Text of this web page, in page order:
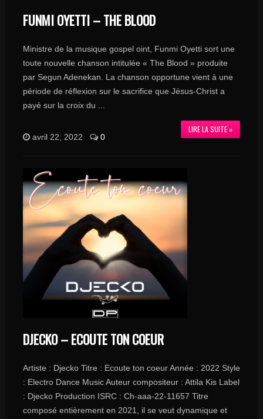
FUNMI OYETTI – THE BLOOD
Ministre de la musique gospel oint, Funmi Oyetti sort une
toute nouvelle chanson intitulée « The Blood » produite
par Segun Adenekan. La chanson opportune vient à une
période de réflexion sur le sacrifice que Jésus-Christ a
payé sur la croix du ...
LIRE LA SUITE »
avril 22, 2022 0
DJECKO – ECOUTE TON COEUR
Artiste : Djecko Titre : Ecoute ton coeur Année : 2022 Style
: Electro Dance Music Auteur compositeur : Attila Kis Label
: Djecko Production ISRC : Ch-aaa-22-11657 Titre
composé entièrement en 2021, il se veut dynamique et